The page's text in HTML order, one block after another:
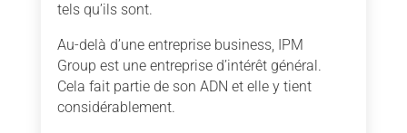
tels qu’ils sont.
Au-delà d’une entreprise business, IPM
Group est une entreprise d’intérêt général.
Cela fait partie de son ADN et elle y tient
considérablement.